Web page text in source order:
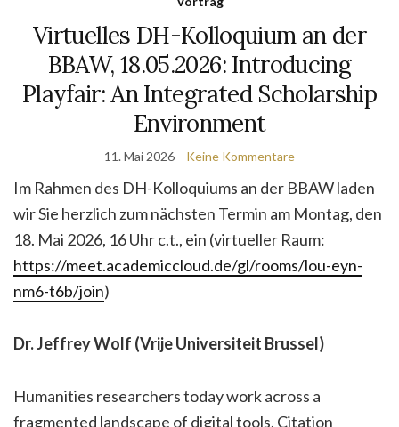
Virtuelles DH-Kolloquium an der
BBAW, 18.05.2026: Introducing
Playfair: An Integrated Scholarship
Environment
11. Mai 2026 Keine Kommentare
Im Rahmen des DH-Kolloquiums an der BBAW laden
wir Sie herzlich zum nächsten Termin am Montag, den
18. Mai 2026, 16 Uhr c.t., ein (virtueller Raum:
https://meet.academiccloud.de/gl/rooms/lou-eyn-
nm6-t6b/join)
Dr. Jeffrey Wolf (Vrije Universiteit Brussel)
Humanities researchers today work across a
fragmented landscape of digital tools. Citation